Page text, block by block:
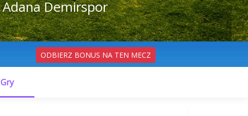
Adana Demirspor
ODBIERZ BONUS NA TEN MECZ
Gry